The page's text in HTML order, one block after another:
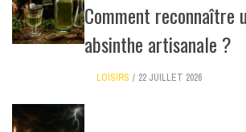
Comment reconnaître
absinthe artisanale ?
LOISIRS 22 JUILLET 2026